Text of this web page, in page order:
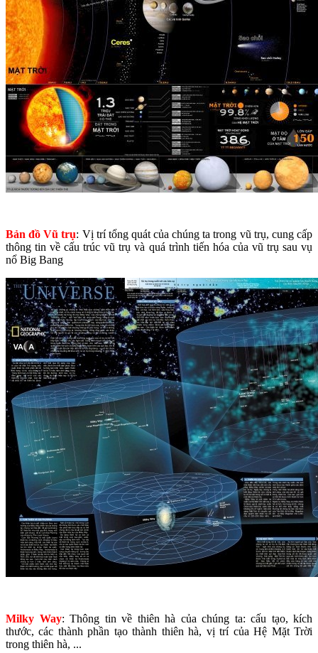
Bản đồ Vũ trụ: Vị trí tổng quát của chúng ta trong vũ trụ, cung cấp
thông tin về cấu trúc vũ trụ và quá trình tiến hóa của vũ trụ sau vụ
nổ Big Bang
Milky Way: Thông tin về thiên hà của chúng ta: cấu tạo, kích
thước, các thành phần tạo thành thiên hà, vị trí của Hệ Mặt Trời
trong thiên hà, ...